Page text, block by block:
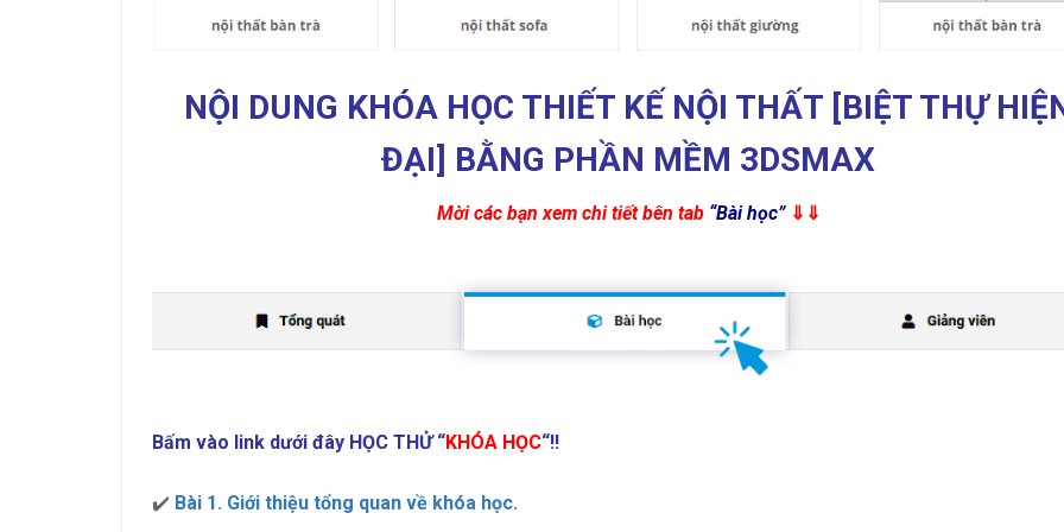
NỘI DUNG KHÓA HỌC THIẾT KẾ NỘI THẤT [BIỆT THỰ
ĐẠI] BẰNG PHẦN MỀM 3DSMAX
Mời các bạn xem chi tiết bên tab “Bài học” ⇓⇓
Bấm vào link dưới đây HỌC THỬ “KHÓA HỌC“!!
✔️ Bài 1. Giới thiệu tổng quan về khóa học.